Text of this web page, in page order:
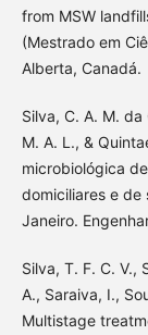
from MSW
(Mestrado em
Alberta, Canadá.
Silva, C. A. M.
M. A. L., &
microbiológica
domiciliares e de
Janeiro.
Silva, T. F. C. V.,
A., Saraiva, I.,
Multistage